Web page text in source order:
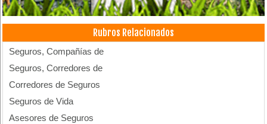
Rubros Relacionados
Seguros, Compañías de
Seguros, Corredores de
Corredores de Seguros
Seguros de Vida
Asesores de Seguros